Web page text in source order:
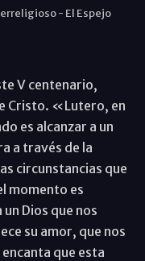
- El Espejo
V centenario,
Cristo. «Lutero, en
es alcanzar a un
a través de la
circunstancias que
momento es
Dios que nos
su amor, que nos
que esta